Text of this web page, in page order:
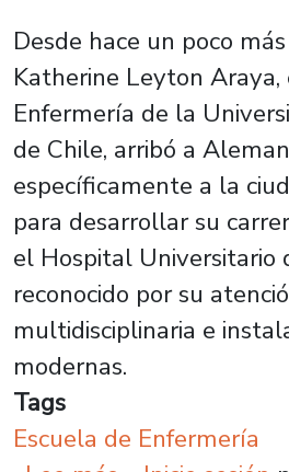
Desde hace un poco
Katherine Leyton Araya,
Enfermería de la
de Chile, arribó a
específicamente a la
para desarrollar su
el Hospital Universitario
reconocido por su
multidisciplinaria e
modernas.
Tags
Escuela de Enfermería